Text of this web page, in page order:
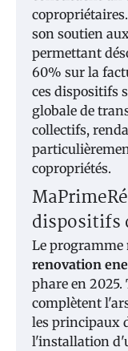
son soutien
permettant
60% sur la
ces dispositifs
globale de
collectifs,
copropriétés.
dispositifs
Le programme
renovation
phare en
complètent
les principaux
l'installation